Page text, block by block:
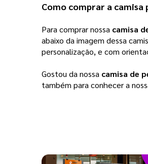
Como comprar a camisa
Para comprar nossa camisa
abaixo da imagem dessa
personalização, e com
Gostou da nossa camisa de
também para conhecer a